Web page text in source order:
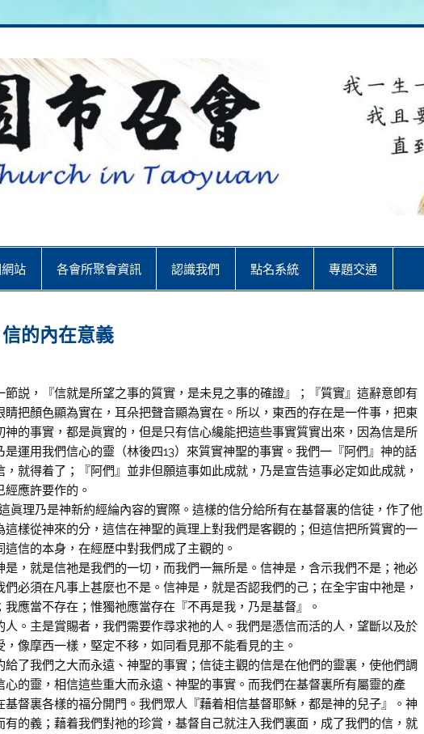
站 各會所聚會資訊 認識我們 點名系統 專題交通
的內在意義
，『信就是所望之事的質實，是未見之事的確證』；『質實』這辭意卽有
把顏色顯為實在，耳朵把聲音顯為實在。所以，東西的存在是一件事，把東
的事實，都是眞實的，但是只有信心纔能把這些事實質實出來，因為信是所
運用我們信心的靈（林後四13）來質實神聖的事實。我們一『阿們』神的話
就得着了；『阿們』並非但願這事如此成就，乃是宣告這事必定如此成就，
應許要作的。
理乃是神新約經綸內容的實際。這樣的信分給所有在基督裏的信徒，作了他
樣從神來的分，這信在神聖的眞理上對我們是客觀的；但這信把所質實的一
信的本身，在經歷中對我們成了主觀的。
就是信祂是我們的一切，而我們一無所是。信神是，含示我們不是；祂必
必須在凡事上甚麼也不是。信神是，就是否認我們的己；在全宇宙中祂是，
應當不存在；惟獨祂應當存在『不再是我，乃是基督』。
主是賞賜者，我們需要作尋求祂的人。我們是憑信而活的人，望斷以及於
像摩西一樣，堅定不移，如同看見那不能看見的主。
我們之大而永遠、神聖的事實；信徒主觀的信是在他們的靈裏，使他們調
的靈，相信這些重大而永遠、神聖的事實。而我們在基督裏所有屬靈的產
督裏各樣的福分開門。我們眾人『藉着相信基督耶穌，都是神的兒子』。神
的義；藉着我們對祂的珍賞，基督自己就注入我們裏面，成了我們的信，就